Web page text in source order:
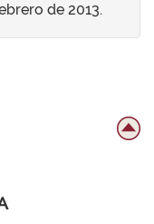
de 2013.